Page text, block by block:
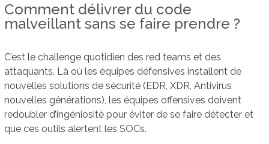
Comment délivrer du code
malveillant sans se faire prendre ?
C’est le challenge quotidien des red teams et des
attaquants. Là où les équipes défensives installent de
nouvelles solutions de sécurité (EDR, XDR, Antivirus
nouvelles générations), les équipes offensives doivent
redoubler d’ingéniosité pour éviter de se faire détecter et
que ces outils alertent les SOCs.